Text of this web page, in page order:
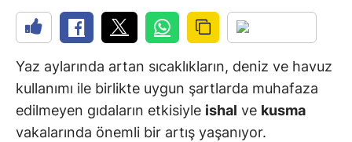
Yaz aylarında artan sıcaklıkların, deniz ve havuz
kullanımı ile birlikte uygun şartlarda muhafaza
edilmeyen gıdaların etkisiyle ishal ve kusma
vakalarında önemli bir artış yaşanıyor.